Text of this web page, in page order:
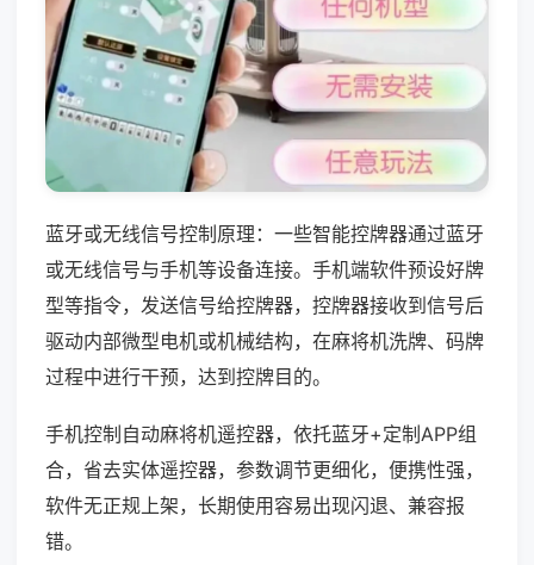
蓝牙或无线信号控制原理：一些智能控牌器通过蓝牙
或无线信号与手机等设备连接。手机端软件预设好牌
型等指令，发送信号给控牌器，控牌器接收到信号后
驱动内部微型电机或机械结构，在麻将机洗牌、码牌
过程中进行干预，达到控牌目的。
手机控制自动麻将机遥控器，依托蓝牙+定制APP组
合，省去实体遥控器，参数调节更细化，便携性强，
软件无正规上架，长期使用容易出现闪退、兼容报
错。